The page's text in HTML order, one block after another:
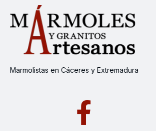
Marmolistas en Cáceres y Extremadura